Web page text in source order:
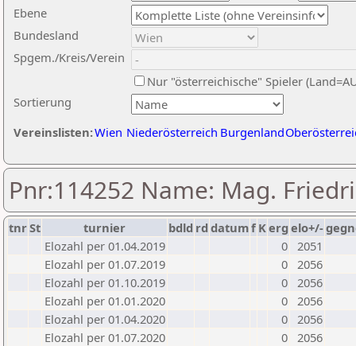
Ebene
Sortierung
Bundesland
Spgem./Kreis/Verein
Nur "österreichische" Spieler
Vereinslisten:Wien Niederösterreich Burgenland
Pnr:114252 Name: Mag.
tnrSt turnier bdld rd datumf Kerg elo+/-
Elozahl per 01.04.2019
0 2051
Elozahl per 01.07.2019
0 2056
Elozahl per 01.10.2019
0 2056
Elozahl per 01.01.2020
0 2056
Elozahl per 01.04.2020
0 2056
Elozahl per 01.07.2020
0 2056